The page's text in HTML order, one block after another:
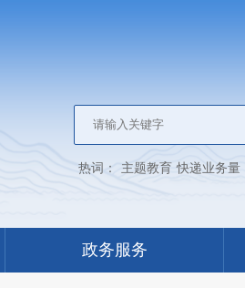
热词： 主题教育 快递业务量
政务服务